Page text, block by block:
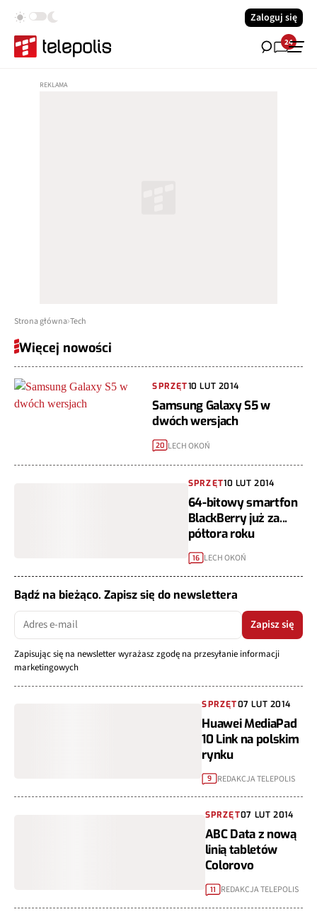
Zaloguj się
24
Strona główna Tech
Więcej nowości
SPRZĘT10 LUT 2014
Samsung Galaxy S5 w
dwóch wersjach
20 LECH OKOŃ
SPRZĘT10 LUT 2014
64-bitowy smartfon
BlackBerry już za...
półtora roku
16 LECH OKOŃ
Bądź na bieżąco. Zapisz się do newslettera
Zapisz się
Zapisując się na newsletter wyrażasz zgodę na przesyłanie informacji
marketingowych
SPRZĘT07 LUT 2014
Huawei MediaPad
10 Link na polskim
rynku
9 REDAKCJA TELEPOLIS
SPRZĘT07 LUT 2014
ABC Data z nową
linią tabletów
Colorovo
11 REDAKCJA TELEPOLIS